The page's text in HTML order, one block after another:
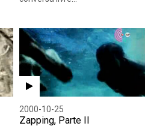
2000-10-25
Zapping, Parte II